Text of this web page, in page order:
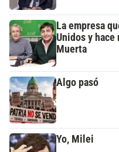
La empresa
Unidos y hace
Muerta
Algo pasó
Yo, Milei